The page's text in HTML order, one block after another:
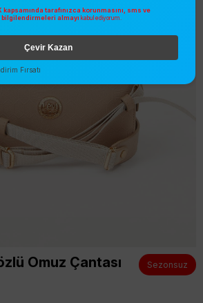
Omuz Çantası
Sezonsuz
kapsamında tarafınızca korunmasını, sms ve
almayı kabul ediyorum.
Çevir Kazan
Fırsatı